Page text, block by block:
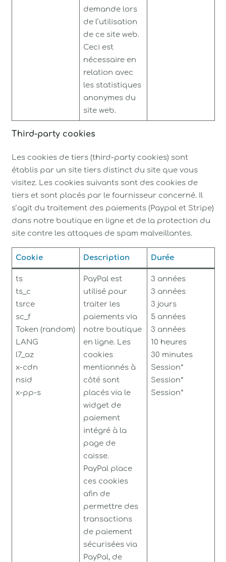
demande lors
de l’utilisation
de ce site web.
Ceci est
nécessaire en
relation avec
les statistiques
anonymes du
site web.
Third-party cookies
Les cookies de tiers (third-party cookies) sont
établis par un site tiers distinct du site que vous
visitez. Les cookies suivants sont des cookies de
tiers et sont placés par le fournisseur concerné. Il
s’agit du traitement des paiements (Paypal et Stripe)
dans notre boutique en ligne et de la protection du
site contre les attaques de spam malveillantes.
Cookie Description Durée
ts
ts_c
tsrce
sc_f
Token (random)
LANG
l7_az
x-cdn
nsid
x-pp-s
PayPal est
utilisé pour
traiter les
paiements via
notre boutique
en ligne. Les
cookies
mentionnés à
côté sont
placés via le
widget de
paiement
intégré à la
page de
caisse.
PayPal place
ces cookies
afin de
permettre des
transactions
de paiement
sécurisées via
PayPal, de
3 années
3 années
3 jours
5 années
3 années
10 heures
30 minutes
Session*
Session*
Session*